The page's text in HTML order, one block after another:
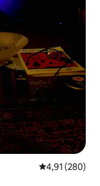
4,91 av 5 i
4,91 (280)